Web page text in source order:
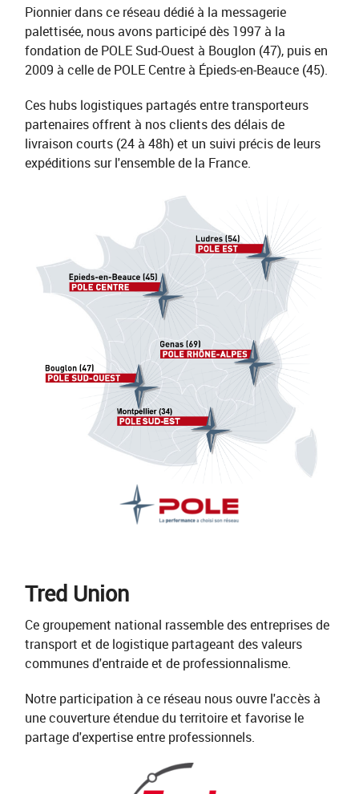
Pionnier dans ce réseau dédié à la messagerie
palettisée, nous avons participé dès 1997 à la
fondation de POLE Sud-Ouest à Bouglon (47), puis en
2009 à celle de POLE Centre à Épieds-en-Beauce (45).
Ces hubs logistiques partagés entre transporteurs
partenaires offrent à nos clients des délais de
livraison courts (24 à 48h) et un suivi précis de leurs
expéditions sur l'ensemble de la France.
Tred Union
Ce groupement national rassemble des entreprises de
transport et de logistique partageant des valeurs
communes d'entraide et de professionnalisme.
Notre participation à ce réseau nous ouvre l'accès à
une couverture étendue du territoire et favorise le
partage d'expertise entre professionnels.